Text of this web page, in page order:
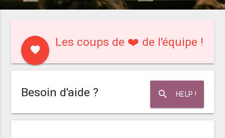
favorite
Les coups de ❤️ de l'équipe !
search HELP !
Besoin d'aide ?